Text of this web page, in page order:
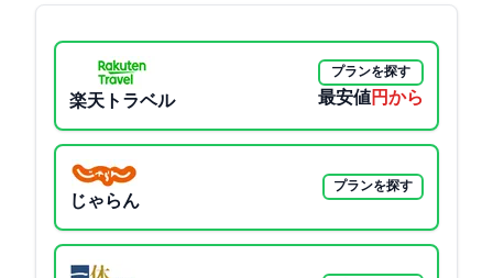
楽天トラベル
プランを探す
最安値6000円から
じゃらん
プランを探す